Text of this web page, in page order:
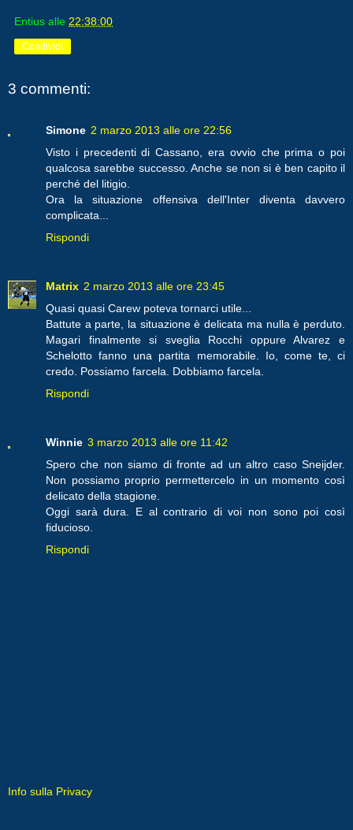
Entius alle 22:38:00
Condividi
3 commenti:
Simone 2 marzo 2013 alle ore 22:56
Visto i precedenti di Cassano, era ovvio che prima o poi
qualcosa sarebbe successo. Anche se non si è ben capito il
perché del litigio.
Ora la situazione offensiva dell'Inter diventa davvero
complicata...
Rispondi
Matrix 2 marzo 2013 alle ore 23:45
Quasi quasi Carew poteva tornarci utile...
Battute a parte, la situazione è delicata ma nulla è perduto.
Magari finalmente si sveglia Rocchi oppure Alvarez e
Schelotto fanno una partita memorabile. Io, come te, ci
credo. Possiamo farcela. Dobbiamo farcela.
Rispondi
Winnie 3 marzo 2013 alle ore 11:42
Spero che non siamo di fronte ad un altro caso Sneijder.
Non possiamo proprio permettercelo in un momento così
delicato della stagione.
Oggi sarà dura. E al contrario di voi non sono poi così
fiducioso.
Rispondi
Info sulla Privacy